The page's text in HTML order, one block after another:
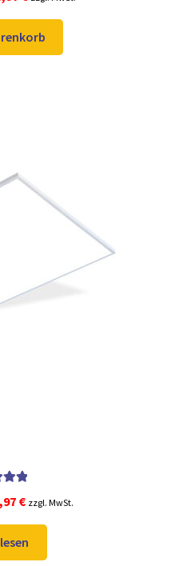
5
€
ist:
78,97 €.
5
€
€Aktueller
Preis
ist:
69,97 €.
zzgl. MwSt.